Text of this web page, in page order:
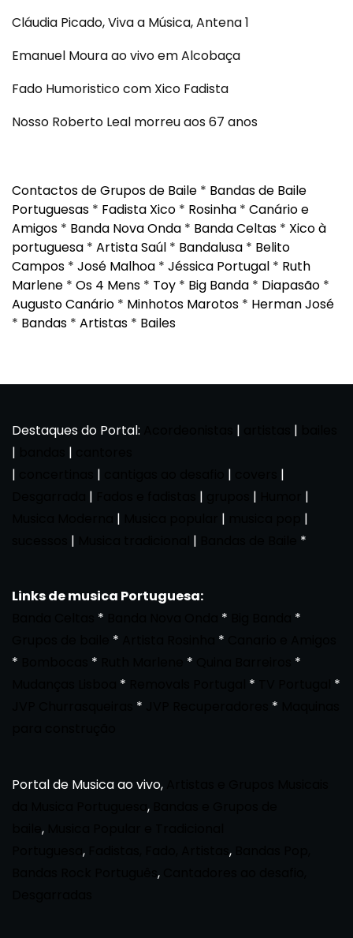
Cláudia Picado, Viva a Música, Antena 1
Emanuel Moura ao vivo em Alcobaça
Fado Humoristico com Xico Fadista
Nosso Roberto Leal morreu aos 67 anos
Contactos de Grupos de Baile * Bandas de Baile
Portuguesas * Fadista Xico * Rosinha * Canário e
Amigos * Banda Nova Onda * Banda Celtas * Xico à
portuguesa * Artista Saúl * Bandalusa * Belito
Campos * José Malhoa * Jéssica Portugal * Ruth
Marlene * Os 4 Mens * Toy * Big Banda * Diapasão *
Augusto Canário * Minhotos Marotos * Herman José
* Bandas * Artistas * Bailes
Destaques do Portal: | |
|
|
|
| |
|
| | |
|
| |
|
| | *
Links de musica Portuguesa:
* *
*
* *
*
* *
*
* *
*
* *
Portal de Musica ao vivo,
,
,
, ,
,